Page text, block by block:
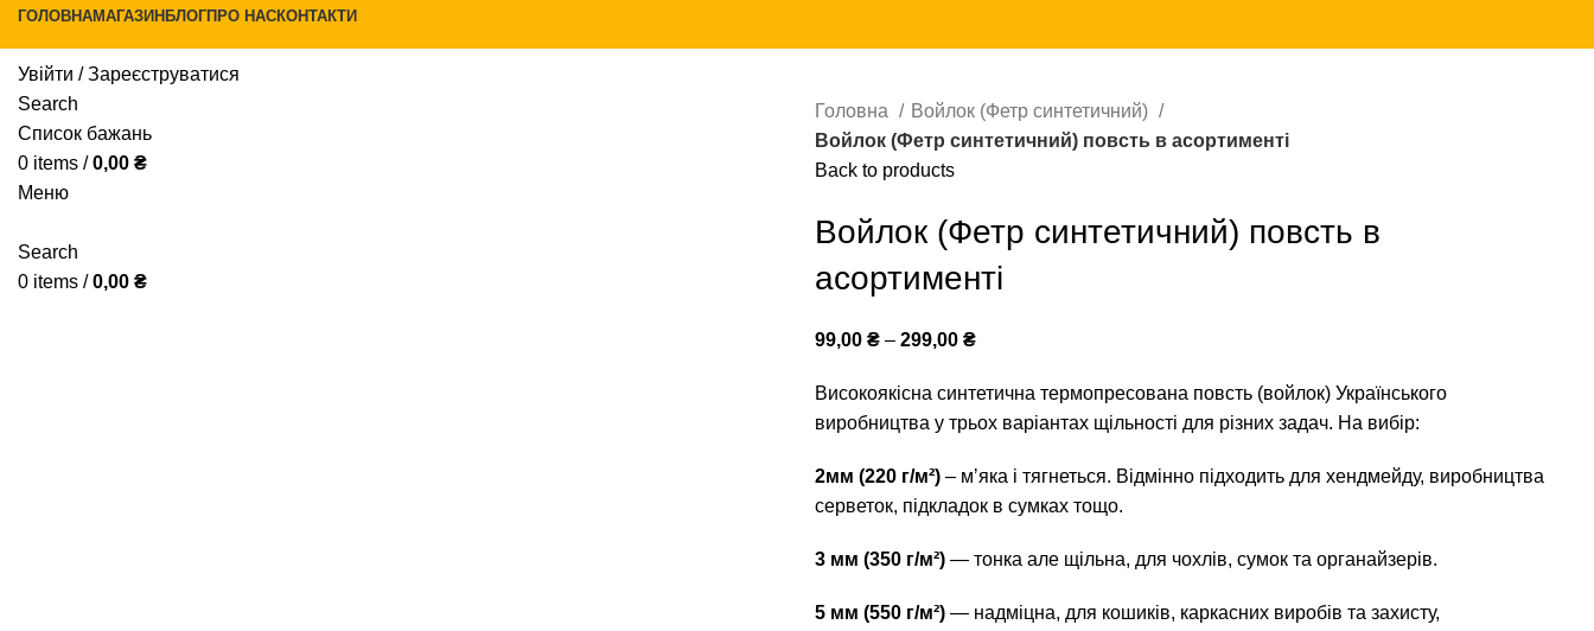
ГОЛОВНАМАГАЗИН БЛОГПРО НАСКОНТАКТИ
Увійти / Зареєструватися
Search
Список бажань
0 items / 0,00 ₴
Меню
Search
0 items / 0,00 ₴
Головна
Войлок (Фетр синтетичний)
Войлок (Фетр синтетичний) повсть в асортименті
Back to products
Войлок (Фетр синтетичний) повсть в
асортименті
99,00 ₴ – 299,00 ₴
Високоякісна синтетична термопресована повсть (войлок) Українського
виробництва у трьох варіантах щільності для різних задач. На вибір:
2мм (220 г/м²) – мʼяка і тягнеться. Відмінно підходить для хендмейду, виробництва
серветок, підкладок в сумках тощо.
3 мм (350 г/м²) — тонка але щільна, для чохлів, сумок та органайзерів.
5 мм (550 г/м²) — надміцна, для кошиків, каркасних виробів та захисту,